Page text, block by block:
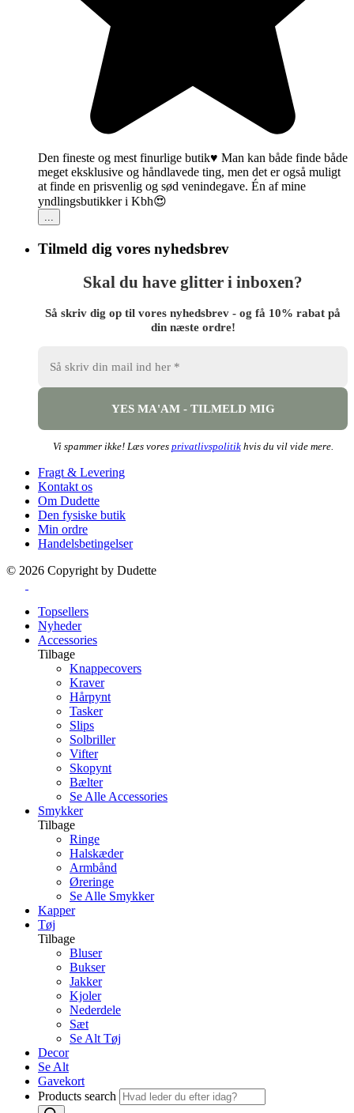
Den fineste og mest finurlige butik♥️ Man kan både finde både
meget eksklusive og håndlavede ting, men det er også muligt
at finde en prisvenlig og sød venindegave. Én af mine
yndlingsbutikker i Kbh😍
...
Tilmeld dig vores nyhedsbrev
Skal du have glitter i inboxen?
Så skriv dig op til vores nyhedsbrev - og få 10% rabat på
din næste ordre!
Vi spammer ikke! Læs vores privatlivspolitikhvis du vil vide mere.
Fragt & Levering
Kontakt os
Om Dudette
Den fysiske butik
Min ordre
Handelsbetingelser
© 2026 Copyright by Dudette
Topsellers
Nyheder
Accessories
Tilbage
Knappecovers
Kraver
Hårpynt
Tasker
Slips
Solbriller
Vifter
Skopynt
Bælter
Se Alle Accessories
Smykker
Tilbage
Ringe
Halskæder
Armbånd
Øreringe
Se Alle Smykker
Kapper
Tøj
Tilbage
Bluser
Bukser
Jakker
Kjoler
Nederdele
Sæt
Se Alt Tøj
Decor
Se Alt
Gavekort
Products search